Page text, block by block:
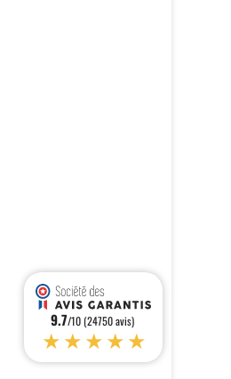
9.7/10 (24750 avis)
★★★★★